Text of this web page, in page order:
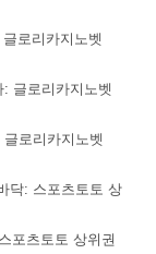
로리카지노벳
: 글로리카지노벳
로리카지노벳
닥: 스포츠토토 상
포츠토토 상위권